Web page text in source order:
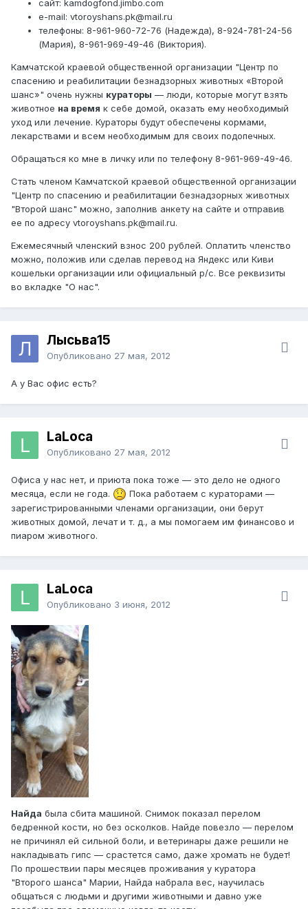
сайт: kamdogfond.jimbo.com
e-mail: vtoroyshans.pk@mail.ru
телефоны: 8-961-960-72-76 (Надежда), 8-924-781-24-56
(Мария), 8-961-969-49-46 (Виктория).
Камчатской краевой общественной организации "Центр по
спасению и реабилитации безнадзорных животных «Второй
шанс»" очень нужны кураторы — люди, которые могут взять
животное на время к себе домой, оказать ему необходимый
уход или лечение. Кураторы будут обеспечены кормами,
лекарствами и всем необходимым для своих подопечных.
Обращаться ко мне в личку или по телефону 8-961-969-49-46.
Стать членом Камчатской краевой общественной организации
"Центр по спасению и реабилитации безнадзорных животных
"Второй шанс" можно, заполнив анкету на сайте и отправив
ее по адресу vtoroyshans.pk@mail.ru.
Ежемесячный членский взнос 200 рублей. Оплатить членство
можно, положив или сделав перевод на Яндекс или Киви
кошельки организации или официальный р/с. Все реквизиты
во вкладке "О нас".
Лысьва15
Опубликовано 27 мая, 2012
А у Вас офис есть?
LaLoca
Опубликовано 27 мая, 2012
Офиса у нас нет, и приюта пока тоже — это дело не одного
месяца, если не года.
Пока работаем с кураторами —
зарегистрированными членами организации, они берут
животных домой, лечат и т. д., а мы помогаем им финансово и
пиаром животного.
LaLoca
Опубликовано 3 июня, 2012
Найда была сбита машиной. Снимок показал перелом
бедренной кости, но без осколков. Найде повезло — перелом
не причинял ей сильной боли, и ветеринары даже решили не
накладывать гипс — срастется само, даже хромать не будет!
По прошествии пары месяцев проживания у куратора
"Второго шанса" Марии, Найда набрала вес, научилась
общаться с людьми и другими животными и давно уже